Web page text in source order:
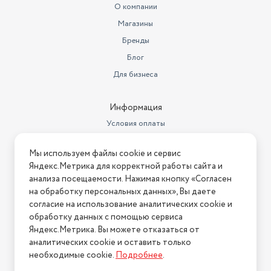
9200
Dolby Atmos
DLNA
0.135
Ширина товара в упаковке, в
метрах
0.875
Длина товара в упаковке, в
метрах
1.4
Вес товара в упаковке, (кг)
15
Высота, см
Изогнутый экран
нет
О компании
Магазины
Бренды
Блог
Для бизнеса
Информация
Условия оплаты
Условия возврата
Нашли ошибку на сайте? Напишите нам
2026 © Интернет-магазин "АстМаркет". У нас есть всё!
Политика конфиденциальности
Мы используем файлы cookie и сервис
Яндекс.Метрика для корректной работы сайта и
анализа посещаемости. Нажимая кнопку «Согласен
на обработку персональных данных», Вы даете
согласие на использование аналитических cookie и
обработку данных с помощью сервиса
Яндекс.Метрика. Вы можете отказаться от
аналитических cookie и оставить только
необходимые cookie.Подробнее.